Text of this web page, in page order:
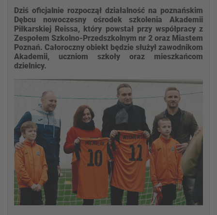
Dziś oficjalnie rozpoczął działalność na poznańskim
Dębcu nowoczesny ośrodek szkolenia Akademii
Piłkarskiej Reissa, który powstał przy współpracy z
Zespołem Szkolno-Przedszkolnym nr 2 oraz Miastem
Poznań. Całoroczny obiekt będzie służył zawodnikom
Akademii, uczniom szkoły oraz mieszkańcom
dzielnicy.